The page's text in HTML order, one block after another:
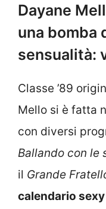
Dayane
una bomba
sensualità:
Classe ’89
Mello si è fatta
con diversi
Ballando con le
il Grande
calendario